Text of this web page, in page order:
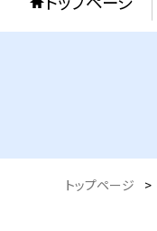
トップページ >